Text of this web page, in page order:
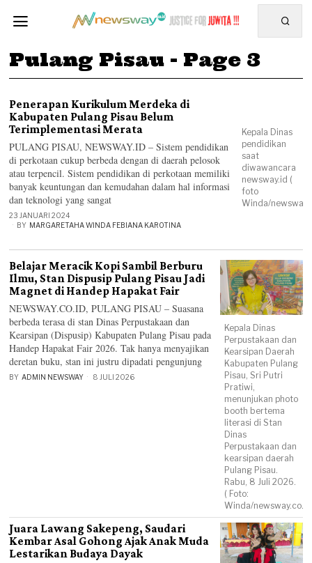
Pulang Pisau - Page 3
Kepala Dinas
pendidikan
saat
diwawancara
newsway.id (
foto
Winda/
Penerapan Kurikulum Merdeka di
Kabupaten Pulang Pisau Belum
Terimplementasi Merata
PULANG PISAU, NEWSWAY.ID – Sistem pendidikan
di perkotaan cukup berbeda dengan di daerah pelosok
atau terpencil. Sistem pendidikan di perkotaan memiliki
banyak keuntungan dan kemudahan dalam hal informasi
dan teknologi yang sangat
23 JANUARI 2024
BY MARGARETAHA WINDA FEBIANA KAROTINA
Kepala Dinas
Perpustakaan dan
Kearsipan Daerah
Kabupaten Pulang
Pisau, Sri Putri
Pratiwi,
menunjukan photo
booth bertema
literasi di Stan
Dinas
Perpustakaan dan
kearsipan daerah
Pulang Pisau.
Rabu, 8 Juli 2026.
( Foto:
Winda/
Belajar Meracik Kopi Sambil Berburu
Ilmu, Stan Dispusip Pulang Pisau Jadi
Magnet di Handep Hapakat Fair
NEWSWAY.CO.ID, PULANG PISAU – Suasana
berbeda terasa di stan Dinas Perpustakaan dan
Kearsipan (Dispusip) Kabupaten Pulang Pisau pada
Handep Hapakat Fair 2026. Tak hanya menyajikan
deretan buku, stan ini justru dipadati pengunjung
BY ADMIN NEWSWAY 8 JULI 2026
Juara Lawang Sakepeng, Saudari
Kembar Asal Gohong Ajak Anak Muda
Lestarikan Budaya Dayak